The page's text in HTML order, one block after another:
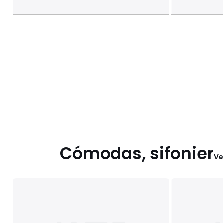
Cómodas, sifonier